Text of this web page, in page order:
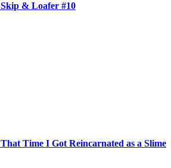
Skip & Loafer #10
That Time I Got Reincarnated as a Slime